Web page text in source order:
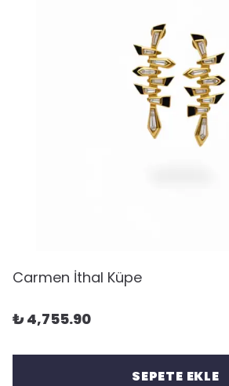
Carmen İthal Küpe
₺ 4,755.90
SEPETE EKLE